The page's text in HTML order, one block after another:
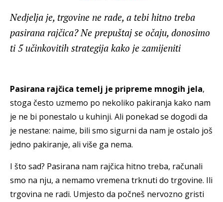
Nedjelja je, trgovine ne rade, a tebi hitno treba
pasirana rajčica? Ne prepuštaj se očaju, donosimo
ti 5 učinkovitih strategija kako je zamijeniti
Pasirana rajčica temelj je pripreme mnogih jela,
stoga često uzmemo po nekoliko pakiranja kako nam
je ne bi ponestalo u kuhinji. Ali ponekad se dogodi da
je nestane: naime, bili smo sigurni da nam je ostalo još
jedno pakiranje, ali više ga nema.
I što sad? Pasirana nam rajčica hitno treba, računali
smo na nju, a nemamo vremena trknuti do trgovine. Ili
trgovina ne radi. Umjesto da počneš nervozno gristi